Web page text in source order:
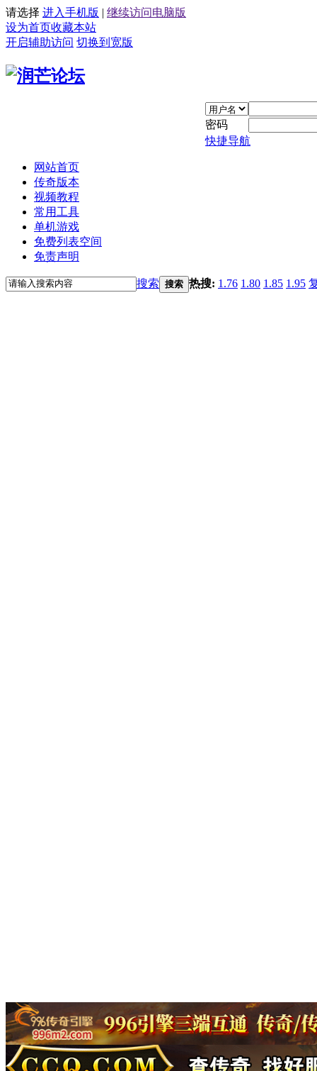
请选择 进入手机版 | 继续访问电脑版
设为首页收藏本站
开启辅助访问 切换到宽版
密码
快捷导航
网站首页
传奇版本
视频教程
常用工具
单机游戏
免费列表空间
免责声明
搜索 搜索 热搜: 1.76 1.80 1.85 1.95